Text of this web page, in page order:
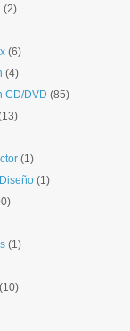
(2)
(6)
(4)
CD/DVD (85)
(1)
(1)
(1)
(10)